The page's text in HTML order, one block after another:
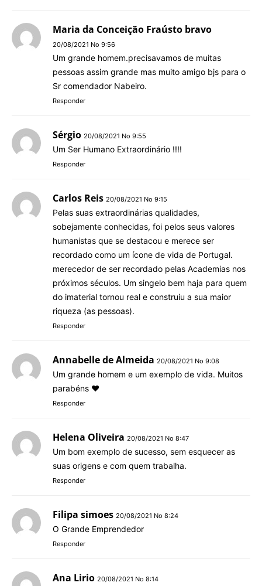
Maria da Conceição Fraústo bravo
20/08/2021 No 9:56
Um grande homem.precisavamos de muitas
pessoas assim grande mas muito amigo bjs para o
Sr comendador Nabeiro.
Responder
Sérgio 20/08/2021 No 9:55
Um Ser Humano Extraordinário !!!!
Responder
Carlos Reis 20/08/2021 No 9:15
Pelas suas extraordinárias qualidades,
sobejamente conhecidas, foi pelos seus valores
humanistas que se destacou e merece ser
recordado como um ícone de vida de Portugal.
merecedor de ser recordado pelas Academias nos
próximos séculos. Um singelo bem haja para quem
do imaterial tornou real e construiu a sua maior
riqueza (as pessoas).
Responder
Annabelle de Almeida 20/08/2021 No 9:08
Um grande homem e um exemplo de vida. Muitos
parabéns ♥️
Responder
Helena Oliveira 20/08/2021 No 8:47
Um bom exemplo de sucesso, sem esquecer as
suas origens e com quem trabalha.
Responder
Filipa simoes 20/08/2021 No 8:24
O Grande Emprendedor
Responder
Ana Lirio 20/08/2021 No 8:14